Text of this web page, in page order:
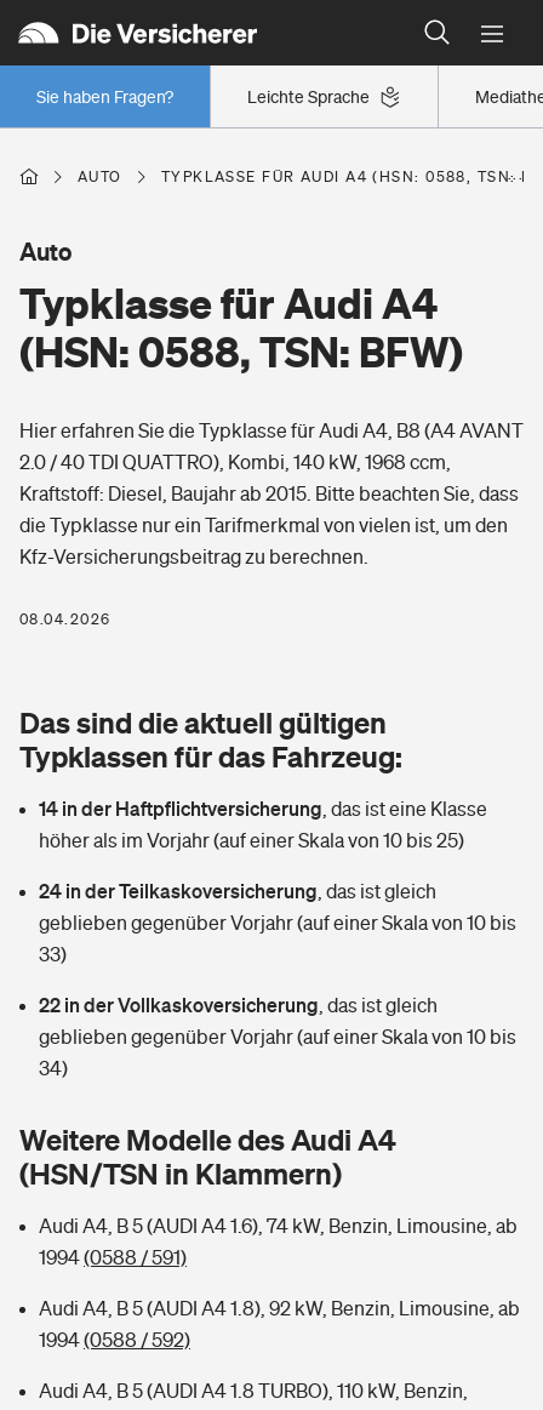
Leichte Sprache
Sie haben Fragen?
Wer versichert was: Jetzt Versicherer finden
Regionalklassen: So ist Ihre Region eingestuft
Wer versichert was: Jetzt Versicherer finden
Berufsunfähigkeitsversicherung
Erwerbsunfähigkeitsversicherung
Grundfähigkeitsversicherung
Arbeitsrechtsschutz
Berufshaftpflichtversicherung
Zur Übersicht
Tools
Wer versichert was: Jetzt Versicherer finden
Sie haben Fragen?
Wohnen
Elementarversicherung
Glasversicherung
Mietkautionsversicherung
Restkreditversicherung
Tools
Hochwasser-Check: Wie gefährdet ist Ihr Haus?
Sie haben Fragen?
Freizeit
Pri­vate Haft­pflicht­
Kinderunfall­ver­si­che­rung
Kinderinvalidität
Reiseversicherung
Hundehalter-Haftpflicht
Handyversicherung
Private Cyberversicherung
Zur Übersicht
Gesundheit
Private Krankenversicherung
Dread-Disease-Versicherung
Tierkrankenversicherung
Tools
Wer versichert was: Jetzt Versicherer finden
Rentenrechner: Wie viel Geld bekomme ich im Alter?
AUTO TYPKLASSE FÜR AUDI A4 (HSN: 0588, TSN:
Typklasse für Audi A4
(HSN: 0588, TSN: BFW)
Auto
Hier erfahren Sie die Typklasse für Audi A4, B8 (A4 AVANT
2.0 / 40 TDI QUATTRO), Kombi, 140 kW, 1968 ccm,
Kraftstoff: Diesel, Baujahr ab 2015. Bitte beachten Sie, dass
die Typklasse nur ein Tarifmerkmal von vielen ist, um den
Kfz-Versicherungsbeitrag zu berechnen.
08.04.2026
Das sind die aktuell gültigen
Typklassen für das Fahrzeug:
14 in der Haftpflichtversicherung das ist eine Klasse
höher als im Vorjahr (auf einer Skala von 10 bis 25)
24 in der Teilkaskoversicherung das ist gleich
geblieben gegenüber Vorjahr (auf einer Skala von 10 bis
33)
22 in der Vollkaskoversicherung das ist gleich
geblieben gegenüber Vorjahr (auf einer Skala von 10 bis
34)
Weitere Modelle des Audi A4
(HSN/TSN in Klammern)
Audi A4, B 5 (AUDI A4 1.6), 74 kW, Benzin, Limousine, ab
1994(0588 / 591)
Audi A4, B 5 (AUDI A4 1.8), 92 kW, Benzin, Limousine, ab
1994(0588 / 592)
Audi A4, B 5 (AUDI A4 1.8 TURBO), 110 kW, Benzin,